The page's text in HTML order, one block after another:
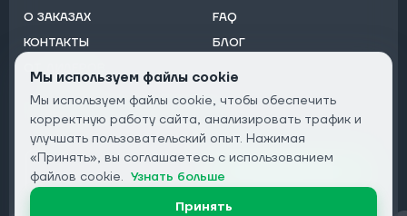
О ЗАКАЗАХ
КОНТАКТЫ
FAQ
БЛОГ
Подписаться на рассылку:
Email
Мы используем файлы cookie
Мы используем файлы cookie, чтобы обеспечить
корректную работу сайта, анализировать трафик и
улучшать пользовательский опыт. Нажимая
«Принять», вы соглашаетесь с использованием
файлов cookie. Узнать больше
Принять